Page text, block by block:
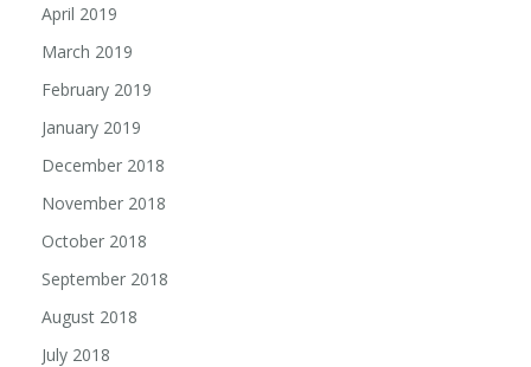
April 2019
March 2019
February 2019
January 2019
December 2018
November 2018
October 2018
September 2018
August 2018
July 2018